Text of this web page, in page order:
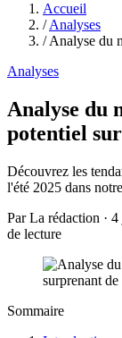
Accueil
/ Analyses
/ Analyse du
Analyses
Analyse du
potentiel
Découvrez les
l'été 2025 dans
Par La rédaction ·
de lecture
Sommaire